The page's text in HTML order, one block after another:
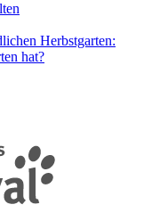
Herbstgarten:
hat?